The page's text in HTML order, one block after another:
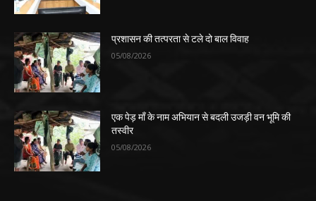
प्रशासन की तत्परता से टले दो बाल विवाह
05/08/2026
एक पेड़ माँ के नाम अभियान से बदली उजड़ी वन भूमि की
तस्वीर
05/08/2026